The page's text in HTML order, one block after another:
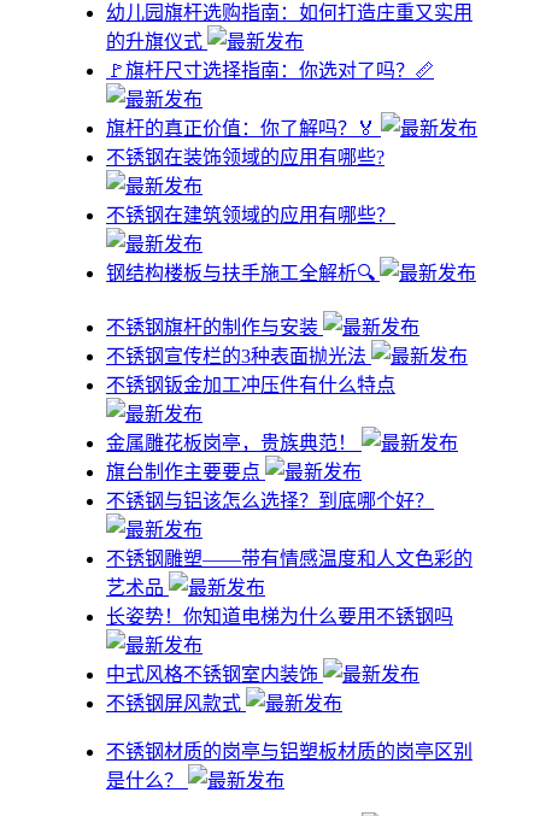
幼儿园旗杆选购指南：如何打造庄重又实用
的升旗仪式
🚩旗杆尺寸选择指南：你选对了吗？📏
旗杆的真正价值：你了解吗？🏅
不锈钢在装饰领域的应用有哪些?
不锈钢在建筑领域的应用有哪些？
钢结构楼板与扶手施工全解析🔍
不锈钢旗杆的制作与安装
不锈钢宣传栏的3种表面抛光法
不锈钢钣金加工冲压件有什么特点
金属雕花板岗亭，贵族典范！
旗台制作主要要点
不锈钢与铝该怎么选择？到底哪个好？
不锈钢雕塑——带有情感温度和人文色彩的
艺术品
​长姿势！你知道电梯为什么要用不锈钢吗
中式风格不锈钢室内装饰
不锈钢屏风款式
不锈钢材质的岗亭与铝塑板材质的岗亭区别
是什么？